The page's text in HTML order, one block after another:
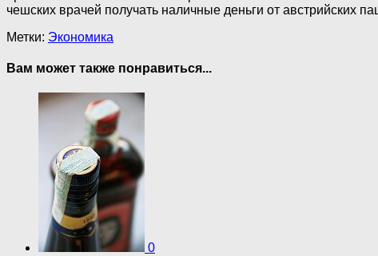
чешских врачей получать наличные деньги от австрийских
Метки: Экономика
Вам может также понравиться...
0